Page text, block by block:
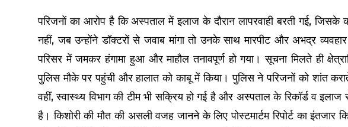
परिजनों का आरोप है कि अस्पताल में इलाज के दौरान लापरवाही बरती गई, जिसके
नहीं, जब उन्होंने डॉक्टरों से जवाब मांगा तो उनके साथ मारपीट और अभद्र
परिसर में जमकर हंगामा हुआ और माहौल तनावपूर्ण हो गया। सूचना मिलते ही
पुलिस मौके पर पहुंची और हालात को काबू में किया। पुलिस ने परिजनों को शांत कराते
वहीं, स्वास्थ्य विभाग की टीम भी सक्रिय हो गई है और अस्पताल के रिकॉर्ड व
है। किशोरी की मौत की असली वजह जानने के लिए पोस्टमार्टम रिपोर्ट का इंतजार